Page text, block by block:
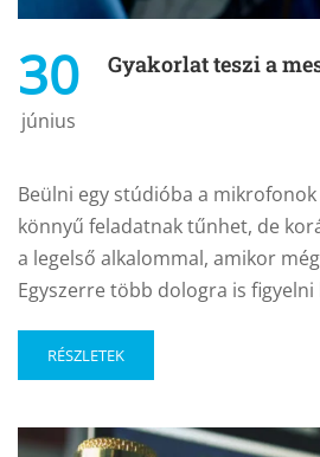
30
június
Gyakorlat teszi a
Beülni egy stúdióba a mikrofonok
könnyű feladatnak tűnhet, de
a legelső alkalommal, amikor
Egyszerre több dologra is figyelni
RÉSZLETEK